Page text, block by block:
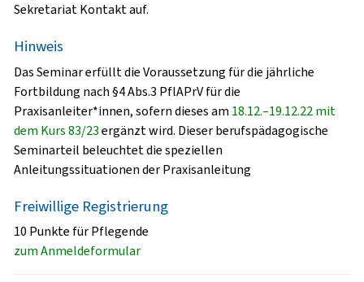
Sekretariat Kontakt auf.
Hinweis
Das Seminar erfüllt die Voraussetzung für die jährliche
Fortbildung nach §4 Abs.3 PflAPrV für die
Praxisanleiter*innen, sofern dieses am 18.12.–19.12.22 mit
dem Kurs 83/23ergänzt wird. Dieser berufspädagogische
Seminarteil beleuchtet die speziellen
Anleitungssituationen der Praxisanleitung
Freiwillige Registrierung
10 Punkte für Pflegende
zum Anmeldeformular